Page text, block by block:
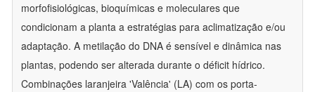
morfofisiológicas, bioquímicas e moleculares que
condicionam a planta a estratégias para aclimatização e/ou
adaptação. A metilação do DNA é sensível e dinâmica nas
plantas, podendo ser alterada durante o déficit hídrico.
Combinações laranjeira 'Valência' (LA) com os porta-